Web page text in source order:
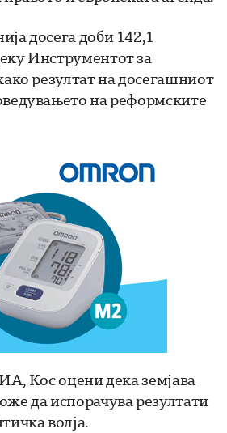
досега доби 142,1
Инструментот за
резултат на досегашниот
на реформските
Кос оцени дека земјава
да испорачува резултати
волја.